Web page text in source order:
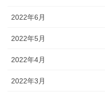
2022年6月
2022年5月
2022年4月
2022年3月